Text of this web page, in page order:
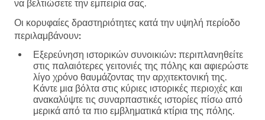
να βελτιώσετε την εμπειρία σας.
Οι κορυφαίες δραστηριότητες κατά την υψηλή περίοδο
περιλαμβάνουν:
Εξερεύνηση ιστορικών συνοικιών: περιπλανηθείτε
στις παλαιότερες γειτονιές της πόλης και αφιερώστε
λίγο χρόνο θαυμάζοντας την αρχιτεκτονική της.
Κάντε μια βόλτα στις κύριες ιστορικές περιοχές και
ανακαλύψτε τις συναρπαστικές ιστορίες πίσω από
μερικά από τα πιο εμβληματικά κτίρια της πόλης.